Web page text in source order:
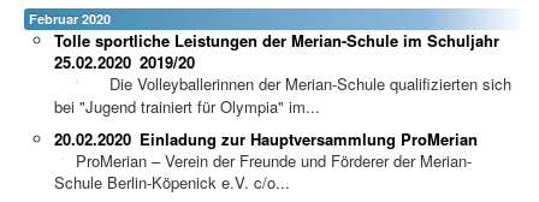
Februar 2020
Tolle sportliche Leistungen der Merian-Schule im Schuljahr
2019/20
25.02.2020
Die Volleyballerinnen der Merian-Schule qualifizierten sich
bei "Jugend trainiert für Olympia" im...
Einladung zur Hauptversammlung ProMerian
20.02.2020
ProMerian – Verein der Freunde und Förderer der Merian-
Schule Berlin-Köpenick e.V. c/o...